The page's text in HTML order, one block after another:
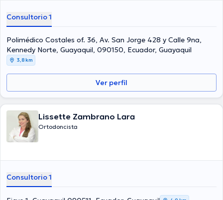
Consultorio 1
Polimédico Costales of. 36, Av. San Jorge 428 y Calle 9na,
Kennedy Norte, Guayaquil, 090150, Ecuador, Guayaquil
3,8 km
Ver perfil
Lissette Zambrano Lara
Ortodoncista
Consultorio 1